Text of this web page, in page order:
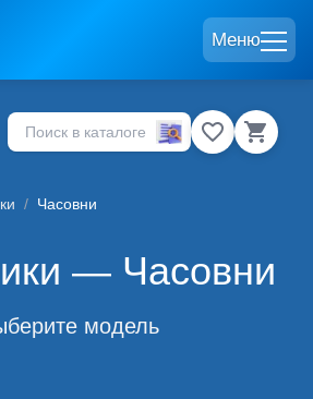
Меню
/ Часовни
— Часовни
модель